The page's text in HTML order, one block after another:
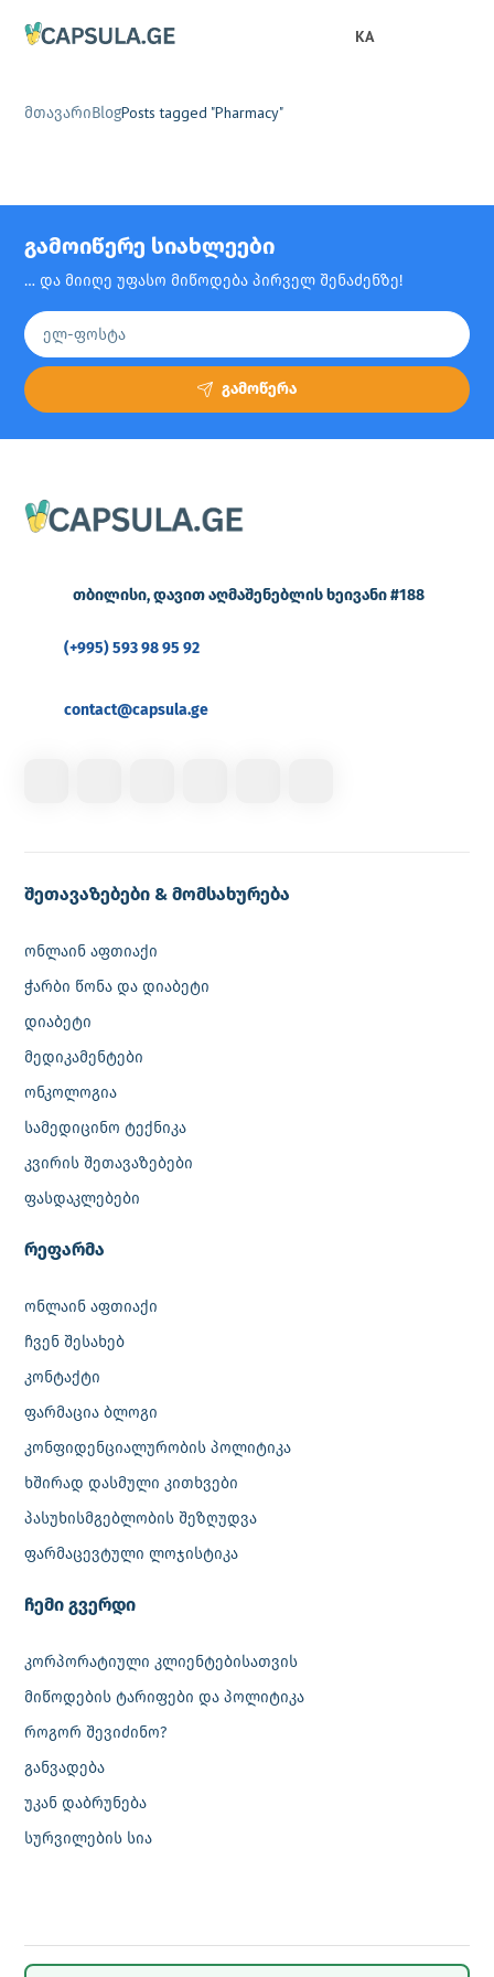
KA
მთავარიBlogPosts tagged "Pharmacy"
გამოიწერე სიახლეები
… და მიიღე უფასო მიწოდება პირველ შენაძენზე!
გამოწერა
თბილისი, დავით აღმაშენებლის ხეივანი #188
(+995) 593 98 95 92
contact@capsula.ge
შეთავაზებები & მომსახურება
ონლაინ აფთიაქი
ჭარბი წონა და დიაბეტი
დიაბეტი
მედიკამენტები
ონკოლოგია
სამედიცინო ტექნიკა
კვირის შეთავაზებები
ფასდაკლებები
რეფარმა
ონლაინ აფთიაქი
ჩვენ შესახებ
კონტაქტი
ფარმაცია ბლოგი
კონფიდენციალურობის პოლიტიკა
ხშირად დასმული კითხვები
პასუხისმგებლობის შეზღუდვა
ფარმაცევტული ლოჯისტიკა
‎ჩემი გვერდი
კორპორატიული კლიენტებისათვის
მიწოდების ტარიფები და პოლიტიკა
როგორ შევიძინო?
განვადება
უკან დაბრუნება
სურვილების სია